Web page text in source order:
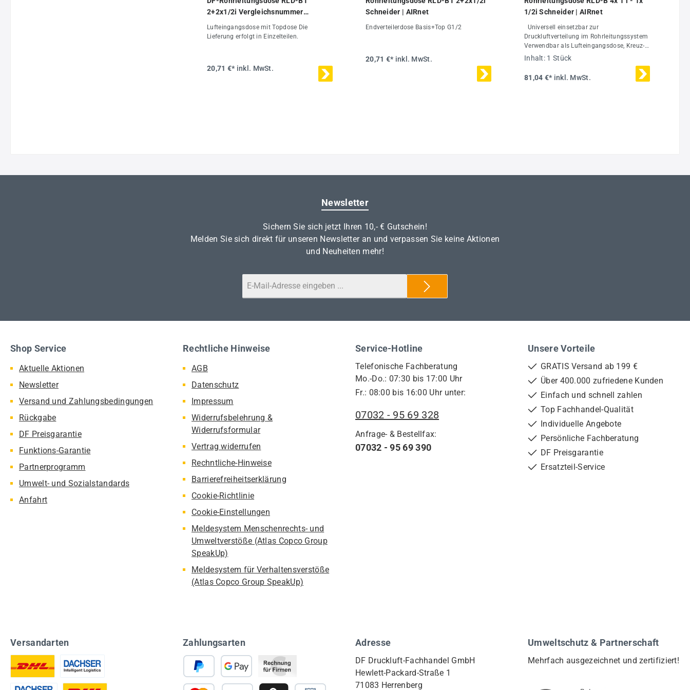
2+2x1/2i Vergleichsnummer
2813002821
Lufteingangsdose mit Topdose Die
Lieferung erfolgt in Einzelteilen.
20,71 €* inkl. MwSt.
Schneider | AIRnet
Endverteilerdose Basis+Top G1/2
20,71 €* inkl. MwSt.
1/2i Schneider | AIRnet
Druckluftverteilung im Rohrleitungssystem
Verwendbar als Lufteingangsdose, Kreuz-
und Endverteilerdose Ideal zu kombinieren
passenden Rohrklemmen, da der
Wandabstand perfekt abgestimmt ist 4
Inhalt: 1 Stück
81,04 €* inkl. MwSt.
Newsletter
Sichern Sie sich jetzt Ihren 10,- € Gutschein!
Melden Sie sich direkt für unseren Newsletter an und verpassen Sie keine Aktionen
und Neuheiten mehr!
Service-Hotline
Telefonische Fachberatung
Mo.-Do.: 07:30 bis 17:00 Uhr
Fr.: 08:00 bis 16:00 Uhr unter:
07032 - 95 69 328
Anfrage- & Bestellfax:
07032 - 95 69 390
Shop Service
Aktuelle Aktionen
Newsletter
Versand und Zahlungsbedingungen
Rückgabe
DF Preisgarantie
Funktions-Garantie
Partnerprogramm
Umwelt- und Sozialstandards
Anfahrt
Rechtliche Hinweise
AGB
Datenschutz
Impressum
Widerrufsbelehrung &
Widerrufsformular
Vertrag widerrufen
Rechntliche-Hinweise
Barrierefreiheitserklärung
Cookie-Richtlinie
Cookie-Einstellungen
Meldesystem Menschenrechts- und
Umweltverstöße (Atlas Copco Group
SpeakUp)
Meldesystem für Verhaltensverstöße
(Atlas Copco Group SpeakUp)
Unsere Vorteile
GRATIS Versand ab 199 €
Über 400.000 zufriedene Kunden
Einfach und schnell zahlen
Top Fachhandel-Qualität
Individuelle Angebote
Persönliche Fachberatung
DF Preisgarantie
Ersatzteil-Service
Versandarten Zahlungsarten Adresse
DF Druckluft-Fachhandel GmbH
Hewlett-Packard-Straße 1
71083 Herrenberg
Umweltschutz & Partnerschaft
Mehrfach ausgezeichnet und zertifiziert!